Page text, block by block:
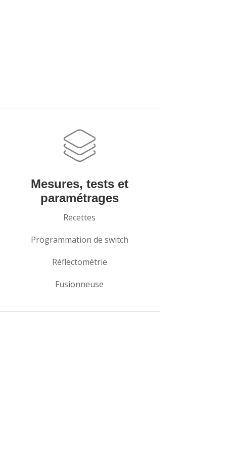
Mesures, tests et
paramétrages
Recettes
Programmation de switch
Réflectométrie
Fusionneuse